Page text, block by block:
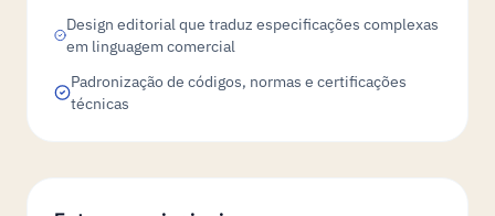
Design editorial que traduz especificações complexas
em linguagem comercial
Padronização de códigos, normas e certificações
técnicas